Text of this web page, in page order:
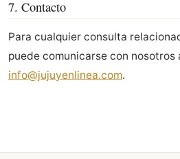
7. Contacto
Para cualquier consulta
puede comunicarse con nosotros
info@jujuyenlinea.com.